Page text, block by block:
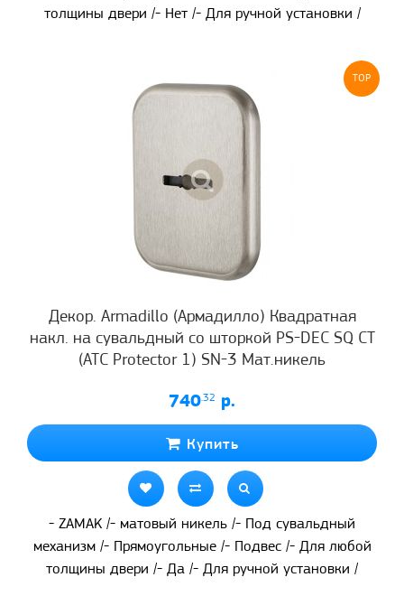
толщины двери /- Нет /- Для ручной установки /
TOP
Декор. Armadillo (Армадилло) Квадратная
накл. на сувальдный со шторкой PS-DEC SQ CT
(ATC Protector 1) SN-3 Мат.никель
740.32 р.
Купить
- ZAMAK /- матовый никель /- Под сувальдный
механизм /- Прямоугольные /- Подвес /- Для любой
толщины двери /- Да /- Для ручной установки /